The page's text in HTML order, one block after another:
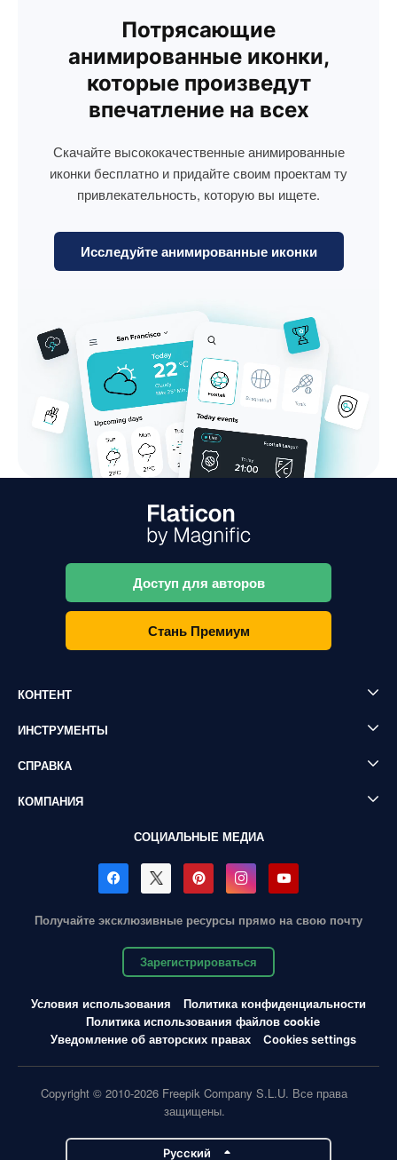
Потрясающие
анимированные иконки,
которые произведут
впечатление на всех
Скачайте высококачественные анимированные
иконки бесплатно и придайте своим проектам ту
привлекательность, которую вы ищете.
Исследуйте анимированные иконки
Доступ для авторов
Стань Премиум
КОНТЕНТ
ИНСТРУМЕНТЫ
СПРАВКА
КОМПАНИЯ
СОЦИАЛЬНЫЕ МЕДИА
Получайте эксклюзивные ресурсы прямо на свою почту
Зарегистрироваться
Условия использования
Политика конфиденциальности
Политика использования файлов cookie
Уведомление об авторских правах
Cookies settings
Copyright © 2010-2026 Freepik Company S.L.U. Все права
защищены.
Pусский